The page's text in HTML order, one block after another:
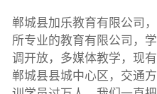
郸城县加乐教育有限公司
所专业的教育有限公司，
调开放，多媒体教学，现
郸城县县城中心区，交通